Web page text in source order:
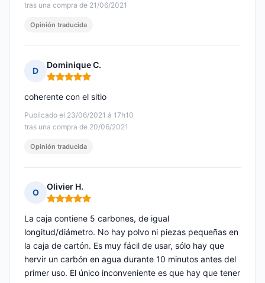
tras una compra de 21/06/2021
Opinión traducida
D
Dominique C.
Nota: 5 de 5
Publicado el 23/06/2021 à 17h10
tras una compra de 20/06/2021
coherente con el sitio
Opinión traducida
O
Olivier H.
Nota: 5 de 5
La caja contiene 5 carbones, de igual
longitud/diámetro. No hay polvo ni piezas pequeñas en
la caja de cartón. Es muy fácil de usar, sólo hay que
hervir un carbón en agua durante 10 minutos antes del
primer uso. El único inconveniente es que hay que tener